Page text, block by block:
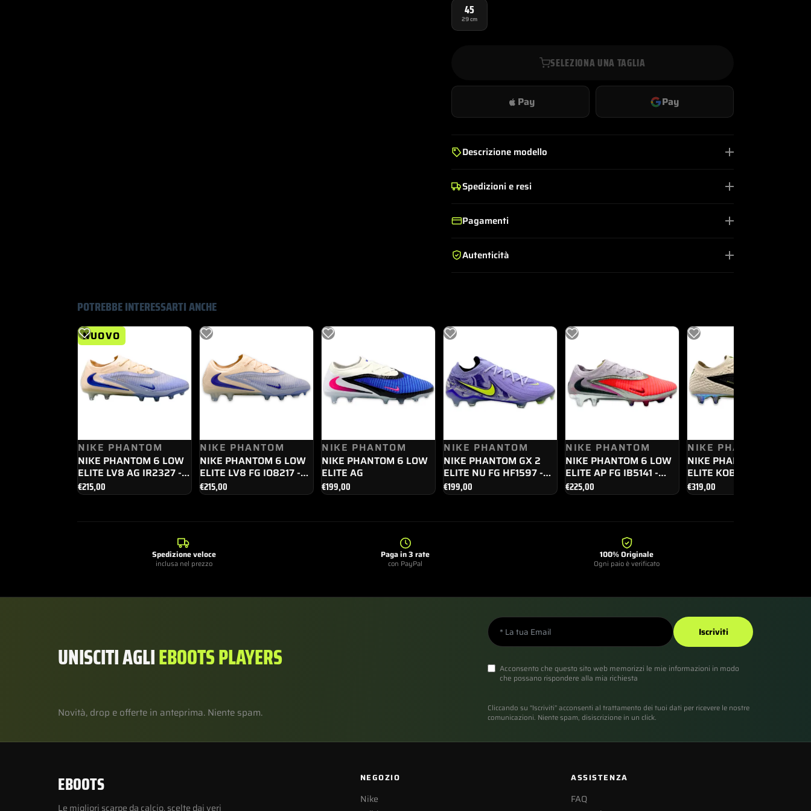
45
29 cm
SELEZIONA UNA TAGLIA
Pay Pay
Descrizione modello
Spedizioni e resi
Pagamenti
Autenticità
POTREBBE INTERESSARTI ANCHE
NUOVO
NIKE PHANTOM
NIKE PHANTOM 6 LOW
ELITE LV8 AG IR2327 -
008
€215,00
NIKE PHANTOM
NIKE PHANTOM 6 LOW
ELITE LV8 FG IO8217 -
008
€215,00
NIKE PHANTOM
NIKE PHANTOM 6 LOW
ELITE AG
€199,00
NIKE PHANTOM
NIKE PHANTOM GX 2
ELITE NU FG HF1597 -
500
€199,00
NIKE PHANTOM
NIKE PHANTOM 6 LOW
ELITE AP FG IB5141 -
600
€225,00
NIKE PHANTOM
NIKE PHANTOM 6 LOW
ELITE KOBE SE FG
IF4392 - 001
€319,00
Spedizione veloce
inclusa nel prezzo
Paga in 3 rate
con PayPal
100% Originale
Ogni paio è verificato
UNISCITI AGLIEBOOTS PLAYERS
Novità, drop e offerte in anteprima. Niente spam.
Iscriviti
Acconsento che questo sito web memorizzi le mie informazioni in modo
che possano rispondere alla mia richiesta
Cliccando su “Iscriviti” acconsenti al trattamento dei tuoi dati per ricevere le nostre
comunicazioni. Niente spam, disiscrizione in un click.
EBOOTS
Le migliori scarpe da calcio, scelte dai veri
NEGOZIO
Nike
ASSISTENZA
FAQ